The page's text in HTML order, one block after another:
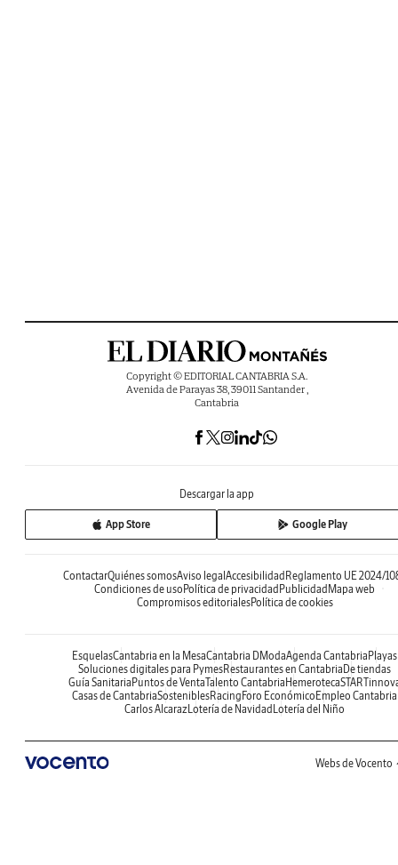
Copyright © EDITORIAL CANTABRIA S.A.
Avenida de Parayas 38, 39011 Santander ,
Cantabria
Descargar la app
App Store Google Play
ContactarQuiénes somosAviso legalAccesibilidadReglamento UE 2024/
Condiciones de usoPolítica de privacidadPublicidadMapa web
Compromisos editorialesPolítica de cookies
EsquelasCantabria en la MesaCantabria DModaAgenda CantabriaPlayas
Soluciones digitales para PymesRestaurantes en CantabriaDe tiendas
Guía SanitariaPuntos de VentaTalento CantabriaHemeroteca
Casas de CantabriaSosteniblesRacingForo EconómicoEmpleo Cantabria
Carlos AlcarazLotería de NavidadLotería del Niño
Webs de Vocento